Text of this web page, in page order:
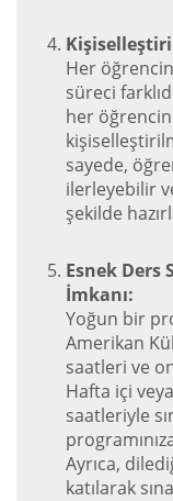
Her
süreci
her
sayede,
ilerleyebilir
şekilde
Esnek Ders
İmkanı:
Yoğun bir
Amerikan
saatleri ve
Hafta içi
saatleriyle
Ayrıca,
katılarak